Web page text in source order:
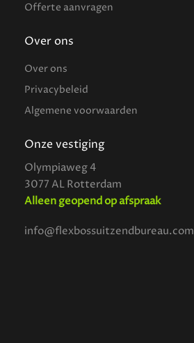
Offerte aanvragen
Over ons
Over ons
Privacybeleid
Algemene voorwaarden
Onze vestiging
Olympiaweg 4
3077 AL Rotterdam
Alleen geopend op afspraak
info@flexbossuitzendbureau.com